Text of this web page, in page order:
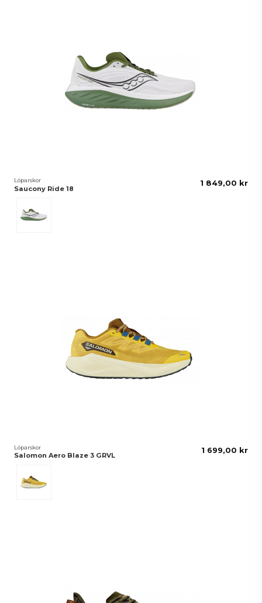
Löparskor
Saucony Ride 18
1 849,00 kr
Löparskor
Salomon Aero Blaze 3 GRVL
1 699,00 kr